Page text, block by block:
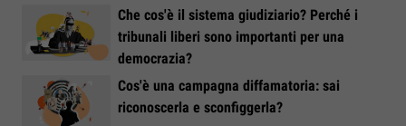
Che cos'è il sistema giudiziario? Perché i
tribunali liberi sono importanti per una
democrazia?
Cos'è una campagna diffamatoria: sai
riconoscerla e sconfiggerla?